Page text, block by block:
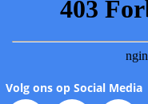
Volg ons op Social Media